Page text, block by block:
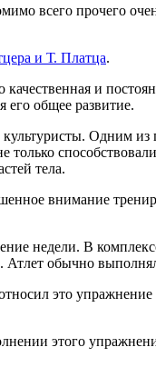
всего прочего
и Т. Платца.
и
его общее развитие.
Одним
тела.
внимание
недели. В
обычно
это
этого